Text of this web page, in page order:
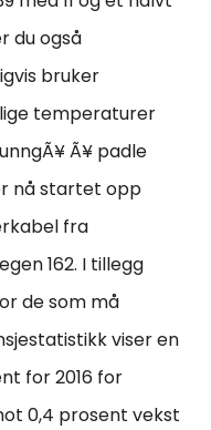
du også
bruker
temperaturer
Ã¥ padle
nå startet opp
fra
162. I tillegg
de som må
viser en
for 2016 for
0,4 prosent vekst